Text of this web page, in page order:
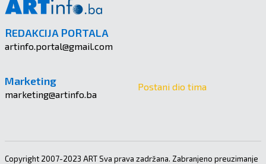
REDAKCIJA PORTALA
artinfo.portal@gmail.com
Marketing
marketing@artinfo.ba
Postani dio tima
Copyright 2007-2023 ART Sva prava zadržana. Zabranjeno preuzimanje